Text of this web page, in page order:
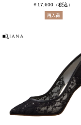
￥17,600（税込）